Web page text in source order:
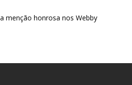
menção honrosa nos Webby